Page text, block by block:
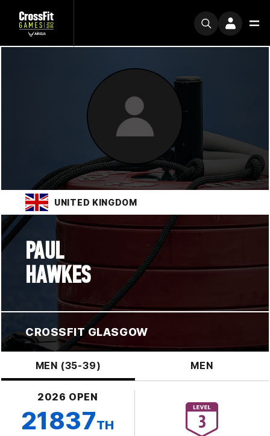
UNITED KINGDOM
PAUL
HAWKES
CROSSFIT GLASGOW
MEN (35-39) MEN
2026 OPEN
21837TH